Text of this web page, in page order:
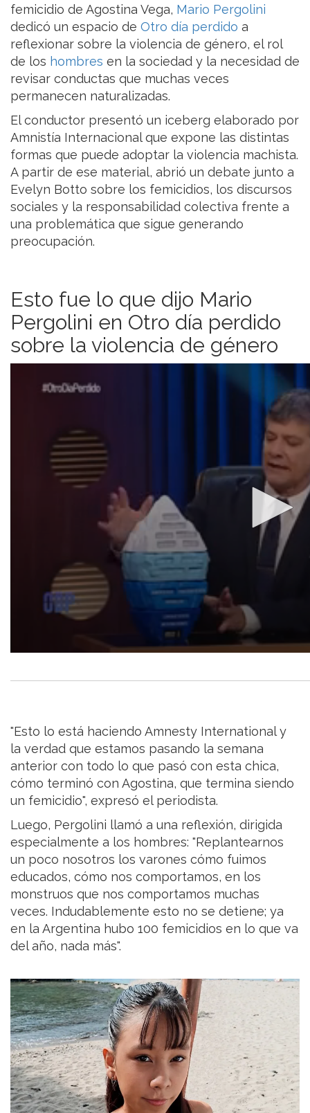
femicidio de Agostina Vega, Mario Pergolini
dedicó un espacio de Otro día perdido a
reflexionar sobre la violencia de género, el rol
de los hombres en la sociedad y la necesidad de
revisar conductas que muchas veces
permanecen naturalizadas.
El conductor presentó un iceberg elaborado por
Amnistía Internacional que expone las distintas
formas que puede adoptar la violencia machista.
A partir de ese material, abrió un debate junto a
Evelyn Botto sobre los femicidios, los discursos
sociales y la responsabilidad colectiva frente a
una problemática que sigue generando
preocupación.
Esto fue lo que dijo Mario
Pergolini en Otro día perdido
sobre la violencia de género
"Esto lo está haciendo Amnesty International y
la verdad que estamos pasando la semana
anterior con todo lo que pasó con esta chica,
cómo terminó con Agostina, que termina siendo
un femicidio", expresó el periodista.
Luego, Pergolini llamó a una reflexión, dirigida
especialmente a los hombres: "Replantearnos
un poco nosotros los varones cómo fuimos
educados, cómo nos comportamos, en los
monstruos que nos comportamos muchas
veces. Indudablemente esto no se detiene; ya
en la Argentina hubo 100 femicidios en lo que va
del año, nada más".